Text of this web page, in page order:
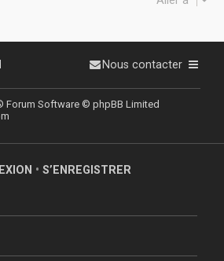
Nous contacter
Forum Software © phpBB Limited
• S’ENREGISTRER